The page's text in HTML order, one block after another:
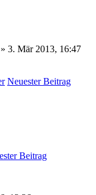
» 3. Mär 2013, 16:47
Neuester Beitrag
Beitrag